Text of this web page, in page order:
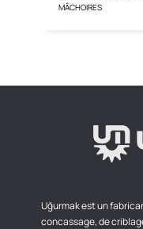
MÂCHOIRES
Uğurmak est un
concassage, de